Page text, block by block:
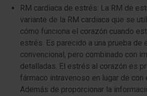
RM cardiaca de estrés: La RM de
variante de la RM cardiaca que se
cómo funciona el corazón cuando
estrés. Es parecido a una prueba de
convencional, pero combinado con
detalladas. El estrés al corazón es
fármaco intravenoso en lugar de
Además de proporcionar la